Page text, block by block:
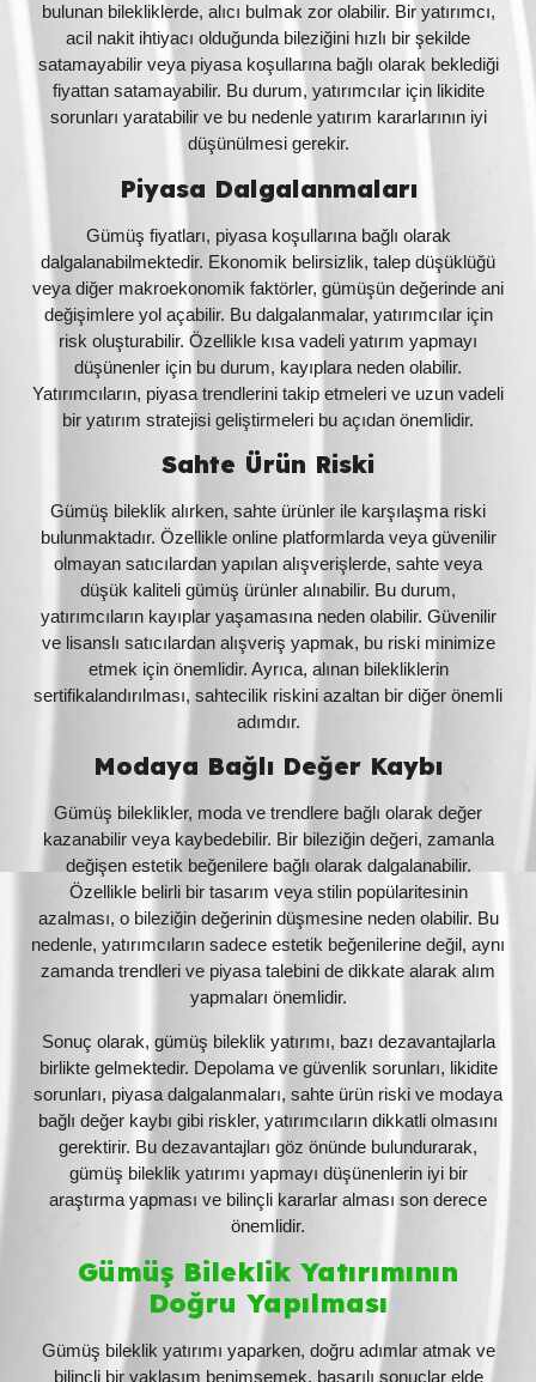
bulunan bilekliklerde, alıcı bulmak zor olabilir. Bir yatırımcı,
acil nakit ihtiyacı olduğunda bileziğini hızlı bir şekilde
satamayabilir veya piyasa koşullarına bağlı olarak beklediği
fiyattan satamayabilir. Bu durum, yatırımcılar için likidite
sorunları yaratabilir ve bu nedenle yatırım kararlarının iyi
düşünülmesi gerekir.
Piyasa Dalgalanmaları
Gümüş fiyatları, piyasa koşullarına bağlı olarak
dalgalanabilmektedir. Ekonomik belirsizlik, talep düşüklüğü
veya diğer makroekonomik faktörler, gümüşün değerinde ani
değişimlere yol açabilir. Bu dalgalanmalar, yatırımcılar için
risk oluşturabilir. Özellikle kısa vadeli yatırım yapmayı
düşünenler için bu durum, kayıplara neden olabilir.
Yatırımcıların, piyasa trendlerini takip etmeleri ve uzun vadeli
bir yatırım stratejisi geliştirmeleri bu açıdan önemlidir.
Sahte Ürün Riski
Gümüş bileklik alırken, sahte ürünler ile karşılaşma riski
bulunmaktadır. Özellikle online platformlarda veya güvenilir
olmayan satıcılardan yapılan alışverişlerde, sahte veya
düşük kaliteli gümüş ürünler alınabilir. Bu durum,
yatırımcıların kayıplar yaşamasına neden olabilir. Güvenilir
ve lisanslı satıcılardan alışveriş yapmak, bu riski minimize
etmek için önemlidir. Ayrıca, alınan bilekliklerin
sertifikalandırılması, sahtecilik riskini azaltan bir diğer önemli
adımdır.
Modaya Bağlı Değer Kaybı
Gümüş bileklikler, moda ve trendlere bağlı olarak değer
kazanabilir veya kaybedebilir. Bir bileziğin değeri, zamanla
değişen estetik beğenilere bağlı olarak dalgalanabilir.
Özellikle belirli bir tasarım veya stilin popülaritesinin
azalması, o bileziğin değerinin düşmesine neden olabilir. Bu
nedenle, yatırımcıların sadece estetik beğenilerine değil, aynı
zamanda trendleri ve piyasa talebini de dikkate alarak alım
yapmaları önemlidir.
Sonuç olarak, gümüş bileklik yatırımı, bazı dezavantajlarla
birlikte gelmektedir. Depolama ve güvenlik sorunları, likidite
sorunları, piyasa dalgalanmaları, sahte ürün riski ve modaya
bağlı değer kaybı gibi riskler, yatırımcıların dikkatli olmasını
gerektirir. Bu dezavantajları göz önünde bulundurarak,
gümüş bileklik yatırımı yapmayı düşünenlerin iyi bir
araştırma yapması ve bilinçli kararlar alması son derece
önemlidir.
Gümüş Bileklik Yatırımının
Doğru Yapılması
Gümüş bileklik yatırımı yaparken, doğru adımlar atmak ve
bilinçli bir yaklaşım benimsemek, başarılı sonuçlar elde